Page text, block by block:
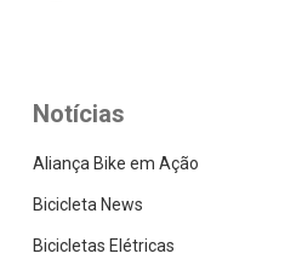
Notícias
Aliança Bike em Ação
Bicicleta News
Bicicletas Elétricas